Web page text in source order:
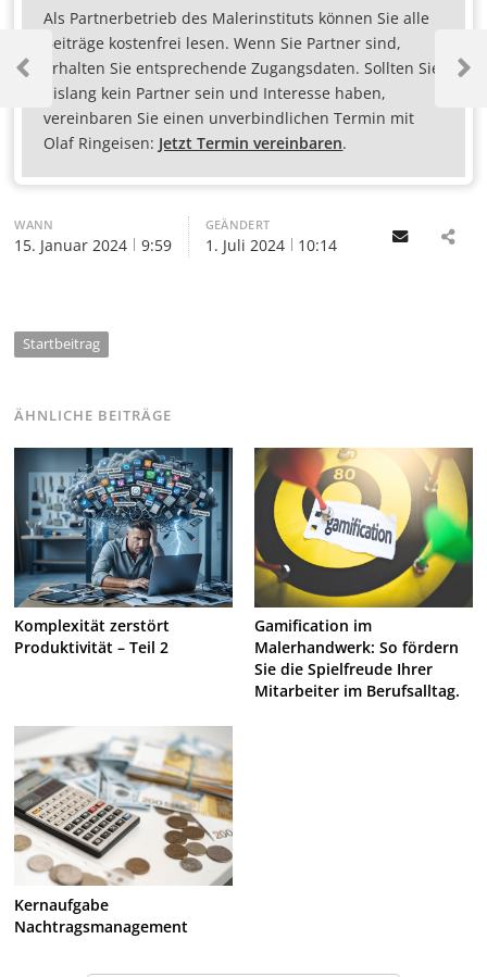
Als Partnerbetrieb des Malerinstituts können Sie alle
Beiträge kostenfrei lesen. Wenn Sie Partner sind,
erhalten Sie entsprechende Zugangsdaten. Sollten Sie
bislang kein Partner sein und Interesse haben,
vereinbaren Sie einen unverbindlichen Termin mit
Olaf Ringeisen: Jetzt Termin vereinbaren.
WANN
15. Januar 2024 9:59
GEÄNDERT
1. Juli 2024 10:14 Email
Startbeitrag
ÄHNLICHE BEITRÄGE
Komplexität zerstört
Produktivität – Teil 2
Gamification im
Malerhandwerk: So fördern
Sie die Spielfreude Ihrer
Mitarbeiter im Berufsalltag.
Kernaufgabe
Nachtragsmanagement